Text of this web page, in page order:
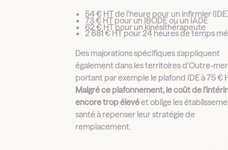
54 € HT de l'heure pour un infirmier
73 € HT pour un IBODE ou un IADE
62 € HT pour un kinésithérapeute
2 681 € HT pour 24 heures de temps
Des majorations spécifiques s'appliquent
également dans les territoires d'Outre-
portant par exemple le plafond IDE à 75 €
Malgré ce plafonnement, le coût de
encore trop élevéet oblige les
santé à repenser leur stratégie de
remplacement.